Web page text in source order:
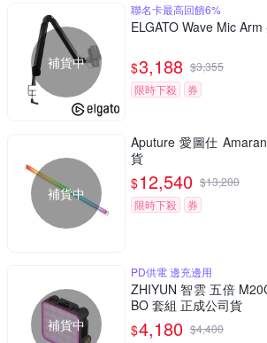
補貨中
聯名卡最高回饋6%
ELGATO Wave Mic
$3,188 $3,355
限時下殺
券
補貨中
Aputure 愛圖仕
貨
$12,540 $13,200
限時下殺
券
補貨中
PD供電 邊充邊用
ZHIYUN 智雲 五倍
BO 套組 正成公司貨
$4,180 $4,400